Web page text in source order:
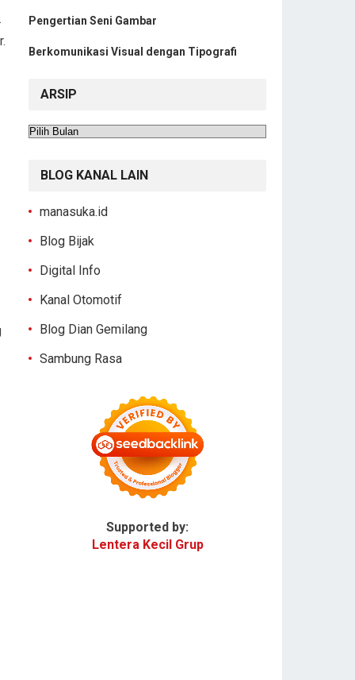
Pengertian Seni Gambar
Berkomunikasi Visual dengan Tipografi
ARSIP
Arsip
BLOG KANAL LAIN
manasuka.id
Blog Bijak
Digital Info
Kanal Otomotif
Blog Dian Gemilang
Sambung Rasa
Supported by:
Lentera Kecil Grup